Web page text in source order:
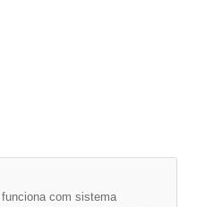
funciona com sistema